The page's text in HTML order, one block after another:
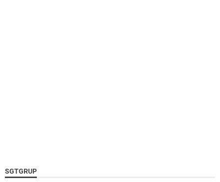
SGTGRUP